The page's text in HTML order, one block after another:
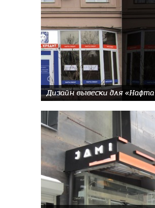
Дизайн вывески для «Нафта